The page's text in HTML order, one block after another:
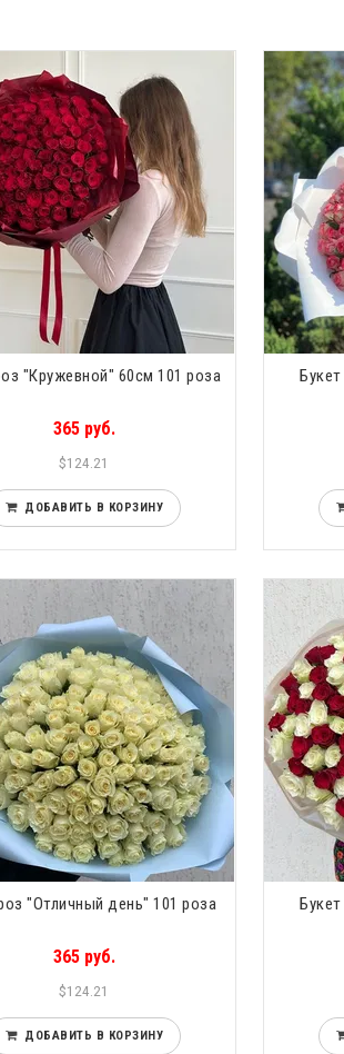
"Кружевной" 60см 101 роза
365 руб.
$124.21
ДОБАВИТЬ В КОРЗИНУ
"Отличный день" 101 роза
365 руб.
$124.21
ДОБАВИТЬ В КОРЗИНУ